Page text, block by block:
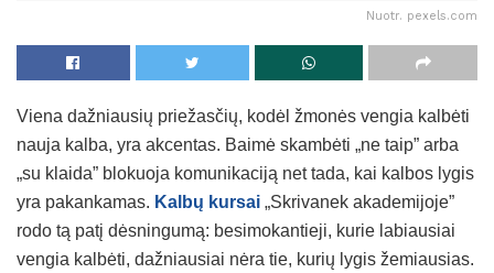
Nuotr. pexels.com
Viena dažniausių priežasčių, kodėl žmonės vengia kalbėti
nauja kalba, yra akcentas. Baimė skambėti „ne taip” arba
„su klaida” blokuoja komunikaciją net tada, kai kalbos lygis
yra pakankamas. Kalbų kursai „Skrivanek akademijoje”
rodo tą patį dėsningumą: besimokantieji, kurie labiausiai
vengia kalbėti, dažniausiai nėra tie, kurių lygis žemiausias.